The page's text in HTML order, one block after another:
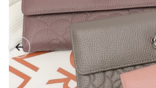
Previous slide